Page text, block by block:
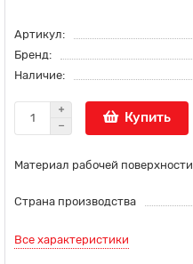
Артикул:
Бренд:
Наличие:
Купить
Материал рабочей поверхности
Страна производства
Все характеристики